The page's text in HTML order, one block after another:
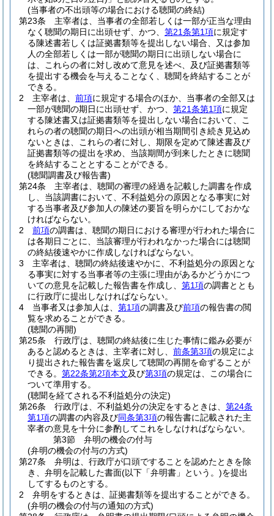
(当事者の不出頭等の場合における聴聞の終結)
第23条
主宰者は、当事者の全部若しくは一部が正当な理由
なく聴聞の期日に出頭せず、かつ、 第21条第1項に規定す
る陳述書若しくは証拠書類等を提出しない場合、又は参加
人の全部若しくは一部が聴聞の期日に出頭しない場合に
は、これらの者に対し改めて意見を述べ、及び証拠書類等
を提出する機会を与えることなく、聴聞を終結することが
できる。
2
主宰者は、 前項に規定する場合のほか、当事者の全部又は
一部が聴聞の期日に出頭せず、かつ、 第21条第1項に規定
する陳述書又は証拠書類等を提出しない場合において、こ
れらの者の聴聞の期日への出頭が相当期間引き続き見込め
ないときは、これらの者に対し、期限を定めて陳述書及び
証拠書類等の提出を求め、当該期間が到来したときに聴聞
を終結することとすることができる。
(聴聞調書及び報告書)
第24条
主宰者は、聴聞の審理の経過を記載した調書を作成
し、当該調書において、不利益処分の原因となる事実に対
する当事者及び参加人の陳述の要旨を明らかにしておかな
ければならない。
2
前項の調書は、聴聞の期日における審理が行われた場合に
は各期日ごとに、当該審理が行われなかった場合には聴聞
の終結後速やかに作成しなければならない。
3
主宰者は、聴聞の終結後速やかに、不利益処分の原因とな
る事実に対する当事者等の主張に理由があるかどうかにつ
いての意見を記載した報告書を作成し、 第1項の調書ととも
に行政庁に提出しなければならない。
4
当事者又は参加人は、 第1項の調書及び前項の報告書の閲
覧を求めることができる。
(聴聞の再開)
第25条
行政庁は、聴聞の終結後に生じた事情に鑑み必要が
あると認めるときは、主宰者に対し、 前条第3項の規定によ
り提出された報告書を返戻して聴聞の再開を命ずることが
できる。 第22条第2項本文及び第3項の規定は、この場合に
ついて準用する。
(聴聞を経てされる不利益処分の決定)
第26条
行政庁は、不利益処分の決定をするときは、 第24条
第1項の調書の内容及び同条第3項の報告書に記載された主
宰者の意見を十分に参酌してこれをしなければならない。
第3節
弁明の機会の付与
(弁明の機会の付与の方式)
第27条
弁明は、行政庁が口頭ですることを認めたときを除
き、弁明を記載した書面(以下「弁明書」という。)を提出
してするものとする。
2
弁明をするときは、証拠書類等を提出することができる。
(弁明の機会の付与の通知の方式)